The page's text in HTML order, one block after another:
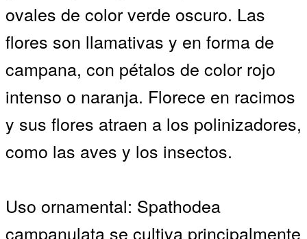
ovales de color verde oscuro. Las
flores son llamativas y en forma de
campana, con pétalos de color rojo
intenso o naranja. Florece en racimos
y sus flores atraen a los polinizadores,
como las aves y los insectos.
Uso ornamental: Spathodea
campanulata se cultiva principalmente